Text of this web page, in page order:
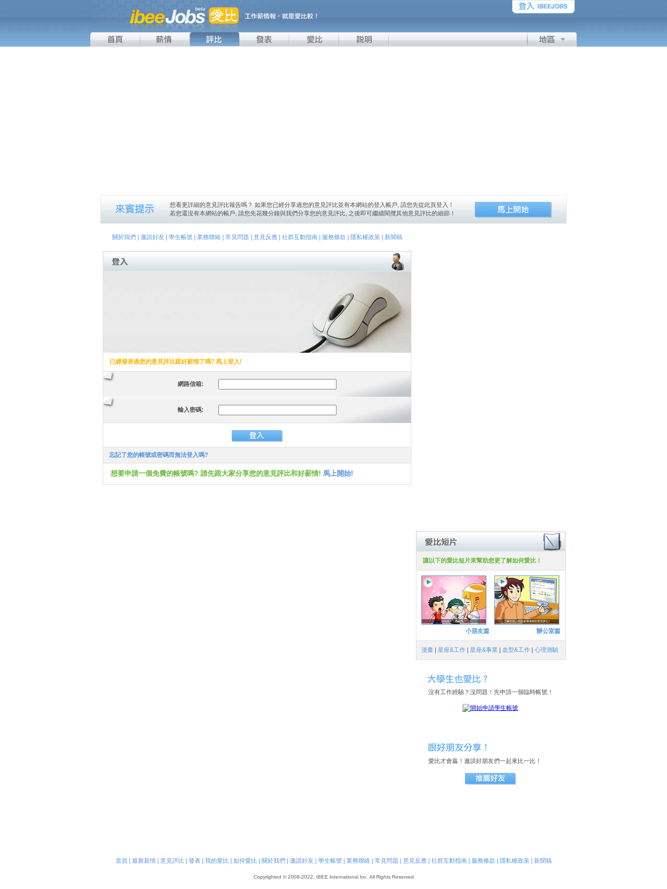
想看更詳細的意見評比報告嗎？ 如果您已經分享過您的意見評比並有本網站的登入帳戶, 請您先從此頁登入！
若您還沒有本網站的帳戶, 請您先花幾分鐘與我們分享您的意見評比, 之後即可繼續閱攬其他意見評比的細節！
關於我們 邀請好友| 學生帳號| 業務聯絡| 常見問題 意見反應| 社群互動指南| 服務條款 隱私權政策| 新聞稿
已經發表過您的意見評比跟好薪情了嗎? 馬上登入!
網路信箱:
輸入密碼:
忘記了您的帳號或密碼而無法登入嗎?
想要申請一個免費的帳號嗎? 請先跟大家分享您的意見評比和好薪情! 馬上開始!
讓以下的愛比短片來幫助您更了解如何愛比！
小朋友篇 辦公室篇
漫畫 星座&工作 星座&事業 血型&工作 心理測驗
沒有工作經驗？沒問題！先申請一個臨時帳號！
愛比才會贏！邀請好朋友們一起來比一比！
首頁| 最新薪情| 意見評比| 發表| 我的愛比| 如何愛比| 關於我們 邀請好友| 學生帳號| 業務聯絡| 常見問題 意見反應| 社群互動指南| 服務條款 隱私權政策| 新聞稿
Copyrighted © 2008-2022, IBEE International Inc. All Rights Reserved